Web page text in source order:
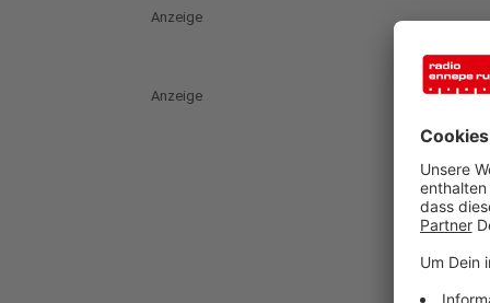
Anzeige
Anzeige